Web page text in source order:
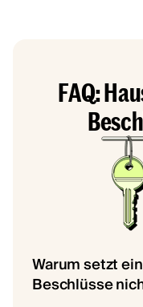
FAQ:
Warum setzt
Beschlüsse